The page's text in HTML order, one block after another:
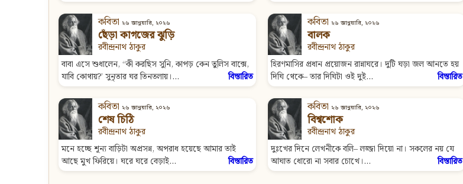
কবিতা ২৬ জানুয়ারি, ২০২৬
ছেঁড়া কাগজের ঝুড়ি
রবীন্দ্রনাথ ঠাকুর
বাবা এসে শুধালেন, “কী করছিস সুনি, কাপড় কেন তুলিস বাক্সে,
যাবি কোথায়?’ সুনৃতার ঘর তিনতলায়।...
বিস্তারিত
কবিতা ২৬ জানুয়ারি, ২০২৬
বালক
রবীন্দ্রনাথ ঠাকুর
হিরণমাসির প্রধান প্রয়োজন রান্নাঘরে। দুটি ঘড়া জল আনতে হয়
দিঘি থেকে– তার দিঘিটা ওই দুই...
বিস্তারিত
কবিতা ২৬ জানুয়ারি, ২০২৬
শেষ চিঠি
রবীন্দ্রনাথ ঠাকুর
মনে হচ্ছে শূন্য বাড়িটা অপ্রসন্ন, অপরাধ হয়েছে আমার তাই
আছে মুখ ফিরিয়ে। ঘরে ঘরে বেড়াই...
বিস্তারিত
কবিতা ২৬ জানুয়ারি, ২০২৬
বিশ্বশোক
রবীন্দ্রনাথ ঠাকুর
দুঃখের দিনে লেখনীকে বলি– লজ্জা দিয়ো না। সকলের নয় যে
আঘাত ধোরো না সবার চোখে।...
বিস্তারিত